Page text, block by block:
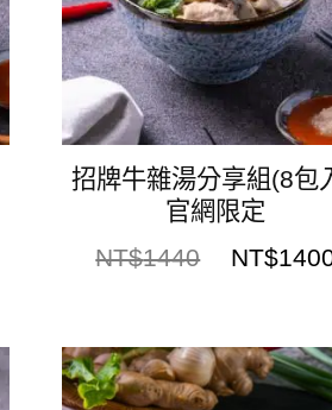
招牌牛雜湯分享組(8包
官網限定
NT$1440 NT$